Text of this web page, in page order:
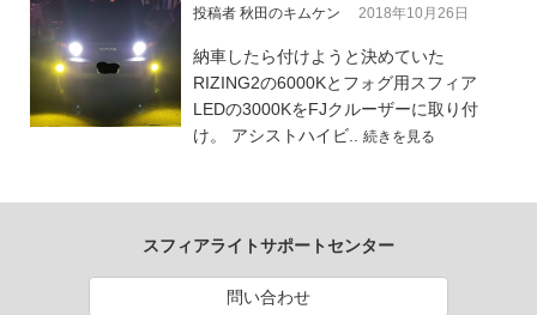
投稿者 秋田のキムケン 2018年10月26日
納車したら付けようと決めていた
RIZING2の6000Kとフォグ用スフィア
LEDの3000KをFJクルーザーに取り付
け。 アシストハイビ.. 続きを見る
スフィアライトサポートセンター
問い合わせ